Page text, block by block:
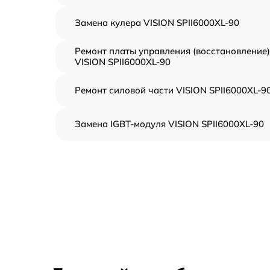
Замена кулера VISION SPII6000XL-90
Ремонт платы управления (восстановление)
VISION SPII6000XL-90
Ремонт силовой части VISION SPII6000XL-
Замена IGBT-модуля VISION SPII6000XL-90